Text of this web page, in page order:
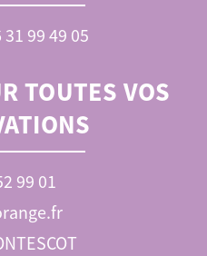
31 99 49 05
TOUTES VOS
99 01